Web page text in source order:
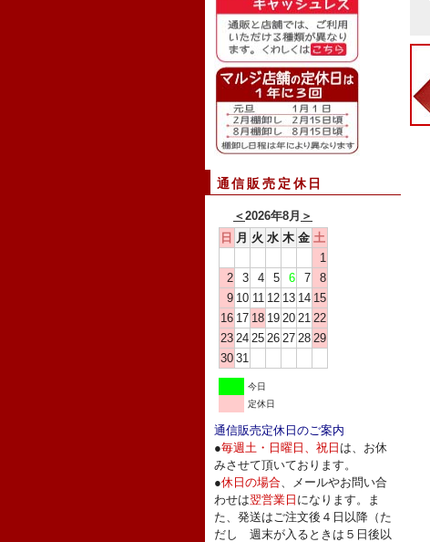
通信販売定休日
＜2026年8月 ＞
日 月 火 水 木 金 土
1
2
3 4 5 6 7
8
9 10 11 12 13 14 15
16 17 18 19 20 21 22
23 24 25 26 27 28 29
30 31
今日
定休日
通信販売定休日のご案内
●毎週土・日曜日、祝日 は、お休
みさせて頂いております。
●休日の場合、メールやお問い合
わせは翌営業日 になります。ま
た、発送はご注文後４日以降（た
だし 週末が入るときは５日後以